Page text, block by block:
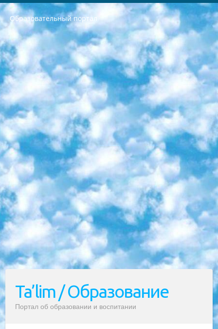
Образовательный портал
РЕСПУБЛИКА УЗБЕКИСТАН МИНИСТРЕРСТВО ДОШКОЛЬНОГО И ШКОЛЬНОГО ОБРАЗОВАНИЯ КОМАНДА в общеобразовательных учреждениях в 2023-2024 учебном году организация и проведение итоговой государственной аттестации обучающихся о Министра дошкольного и школьного образования Республики Узбекистан от 4 марта 2008 года (постановлением Минюста от 20 марта 2008 года № 1778 государственной регистрации) «Итоговое состояние учащихся общего среднего образования на основании положения об утверждении положения об аттестации общего среднего образования выпускной экзамен студентов в образовательных учреждениях в 2023-2024 учебном году В целях организации и прохождения аттестации приказываю: 1. Следующее: перечень предметов, по которым будет проводиться итоговая государственная аттестация и экзамен формы перевода согласно приложению 1; сертификаты международного образца, оценивающие уровень владения иностранными языками перечень согласно приложению 2; 2. Педагогический при специализированных образовательных учреждениях. научно-практический центр квалификации и международной оценки (Д.Давидова) 2024 г. До 25 марта: задания по предметам, по которым будет проводиться итоговая аттестация разработка и утверждение технических условий; итоговая аттестация на основании разработанного предметного задания разработка вопросов по предметам (устно и письменно), экзамен передача; общеобразовательные средние школы и специальные учебные заведения учащиеся выпускных классов школ и интернатов в агентской системе подготовка базы данных экзаменационных материалов и критериев оценки; перевод базы экзаменационных материалов на все языки обучения подать в Республиканский образовательный центр для изготовления; варианты экзаменов на основе разработанных контрольных материалов пусть будут поставлены задачи формирования. 3. Республиканский образовательный центр (Ш.Худайкулов) до 5 апреля 2024 года. до: база данных предоставленных экзаменационных материалов на все языки обучения перевод и экспертиза; для слепых, слабовидящих, глухих, слабослышащих и умственно отсталых детей учащиеся выпускных классов специализированных школ и школ-интернатов база данных экзаменационных материалов на всех преподаваемых языках подготовка критериев оценки; специализированные школы для умственно отсталых детей и технологии для учащихся выпускных классов школ-интернатов разработка соответствующих рекомендаций и критериев проведения ЕГЭ по естествознанию давать задания. 4. Педагогический при специализированных образовательных учреждениях. Научно-практический центр навыков и международной оценки (Д.Давидова), Республика образовательный центр (Худайкулов Ш.) итоговый государственный аттестационный экзамен ориентирован на творческое и логическое мышление при подготовке базы материалов учитывать введение заданий. 5. Следует отметить, что: сертификат государственного образца о знании общеобразовательного предмета и как минимум национальный уровень B1 по предметам на иностранных языках, указанным в Приложении 2. или международно признанный сертификат эквивалентного уровня студенты, изучающие определенный предмет, освобождаются от экзамена; по соответствующим предметам запланирована итоговая государственная аттестация за день до дня, путем жеребьевки Рабочей группой (в письменной форме по предметам, проводимым в форме) из числа сформированных вариантов выбрано 2 варианта; 2 выбранных варианта экзамена анонсированы на официальном сайте министерства и все выпускники по всей стране на основе этих вариантов проводит итоговую государственную аттестацию. 6. Государственное образование учащихся средних общеобразовательных учреждений. знания в соответствии с квалификационными требованиями, которые необходимо приобрести на основании стандартов итоговый (выпускной) контроль для 9 и 11 классов в целях тестирования Экзамены (далее – экзамены) состоят из предметов, перечисленных в приложении 1. будет сделано. 7. Экзамены пройдут с 26 мая по 15 июня 2024 г. (кроме науки физического воспитания). 8. Физическая для учащихся 9 классов общесредних образовательных учреждений. Экзамены по предмету «Образование, квалификация медицина» 1-6 мая 2024 года. сотрудники перевести под присмотр (с отклонениями в физическом или умственном развитии) специализированная школа для детей, школы-интернаты и со сколиозом школы-интернаты санаторного типа для больных детей исключены). 9. Он был слепым, слабовидящим и имел нарушения опорно-двигательного аппарата. экзамены в специализированных школах и интернатах для детей должны проводиться исходя из требований, предъявляемых к общеобразовательным учреждениям (физкультура кроме науки). 10. Специализированная школа для глухих и слабослышащих детей. и экзамены в интернатах и быть реализован в виде письменного теста по математике. 11. Специальность для умственно отсталых детей. Для 9 класса Родной язык и литературное письмо Государственный язык (язык обучения – узбекский). для неклассов) написано Математическое письмо Письменная/устная история Узбекистана Физическое воспитание практично Итоговый контроль Для 11 класса Написание родного языка и литературы (эссе) Математическое письмо Узбекский язык (обучение на узбекском языке) не посещающее общее среднее образование для учреждений)/Образовательное учреждение выбор письменный и устный Иностранный язык письменный/устный Письменная/устная история Узбекистана *По выбору студента:  Химия  Физика  Основы государственного права  География 10 бесплатных образовательных ресурсов - Мы составили подборку онлайн-проектов с интерактивными упражнениями, видеолекциями и статьями. Они помогут вам обрести новые и освежить старые знания бесплатно. 1. «ИНТУИТ» Старейшая образовательная площадка Рунета. Здесь вы найдёте сотни текстовых и видеокурсов на десятки различных тем — от программирования до психологии. Многие курсы подготовлены российскими университетами и крупными международными компаниями вроде Intel и Microsoft. Самостоятельное обучение бесплатное, но желающие могут оплатить услуги персональных наставников. 2. «Смартия» знакомит с актуальными профессиями и подсказывает, как им обучаться. Выбрав заинтересовавшую вас специальность — SMM-специалист, фотограф, веб-дизайнер или другую, — увидите список необходимых для неё умений. Чтобы вы могли освоить их самостоятельно, для каждого умения площадка отображает подборку ссылок на учебные материалы. Хотя «Смартия» ориентируется на русскоязычную аудиторию, часть контента всё же доступна только на английском. 3. «Лекторий Физтеха» Проект Московского физико-технического института (Физтеха). С его помощью вы можете смотреть онлайн серии лекций, записанные на видео в этом вузе. В числе доступных предметов — физика, биология, химия, информационные технологии и другие. К некоторым лекциям администрация ресурса прилагает готовые конспекты, которые можно скачивать в PDF-формате. 4. ITMOcourses Онлайн-площадка Санкт-Петербургского национального исследовательского университета информационных технологий, механики и оптики (ИТМО). Ресурс предоставляет свободный доступ к курсам, разработанным в этом вузе. Каталог материалов разбит на четыре категории: «Оптические системы и технологии», «Приборостроение и робототехника», «Информационные технологии» и «Биотехнологии». Курсы состоят из видеолекций, интерактивных демонстраций и заданий. 5. «КиберЛенинка» Электронная научная библиотека открытого доступа. Каталог площадки регулярно обрастает текстами статей из различных научных изданий. Сгруппированные по журналам и рубрикам публикации можно читать онлайн или скачивать целиком в PDF-формате. Проект нацелен на популяризацию науки за счёт открытого доступа к качественной информации. 6. «ПостНаука» На этом ресурсе публикуют подборки видеолекций, составленные экспертами из разных отраслей и объединённые общими темами. Среди них, к примеру, есть серии «Биоинформатика и геномика», «Культура средневековой Скандинавии» и Cinema Studies о теории кино. Каждая подборка лекций — логически связанная история, рассказанная экспертом от первого лица. Кроме того, на сайте появляются научно-образовательные статьи и тесты на разные темы. 7. «Newочём» Команда проекта «Newочём» отбирает самые интересные тексты из англоязычных СМИ и переводит те из них, за которые голосуют участники сообщества «ВКонтакте». По большей части это научно-популярные статьи. Редакторы придумывают лишь заголовки, в остальном содержание переводов соответствует оригиналам. Полные тексты можно читать прямо в социальной сети. 8. InternetUrok Онлайн-база материалов по основным дисциплинам школьной программы. Информация на сайте структурирована по классам, предметам и темам (урокам). Каждый урок состоит из видеолекций и конспектов. Есть также интерактивные тренажёры и тесты для закрепления пройденного материала. Даже если вы давно окончили школу, возможность повторить программу старших классов всегда может пригодиться. 9. Edutainme Ещё один ресурс об образовании. В отличие от Newtonew, как мне кажется, Edutainme больше ориентируется на представителей индустрии: педагогов, предпринимателей, разработчиков образовательных проектов. Но и любой, кто просто стремится к саморазвитию, найдёт на сайте много полезного и интересного для себя. Например, информацию о новых курсах и образовательных сервисах. 10. Newtonew Онлайн-медиа об образовании и обучении в широком смысле. Авторы Newtonew пишут об инструментах, заведениях, тактиках и стратегиях, которые помогают учить других и получать новые знания самостоятельно. На этой площадке вы найдёте новости, обзоры, аналитические мат
Ta’lim / Образование
Портал об образовании и воспитании